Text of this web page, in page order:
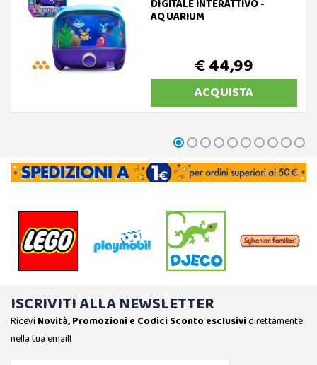
DIGITALE INTERATTIVO -
AQUARIUM
€ 44,99
ACQUISTA
ISCRIVITI ALLA NEWSLETTER
Ricevi Novità, Promozioni e Codici Sconto esclusividirettamente
nella tua email!